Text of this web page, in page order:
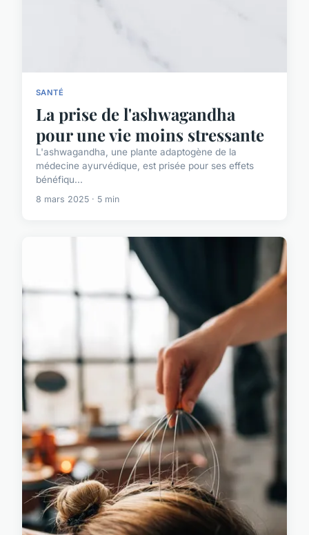
SANTÉ
La prise de l'ashwagandha
pour une vie moins stressante
L'ashwagandha, une plante adaptogène de la
médecine ayurvédique, est prisée pour ses effets
bénéfiqu...
8 mars 2025 · 5 min